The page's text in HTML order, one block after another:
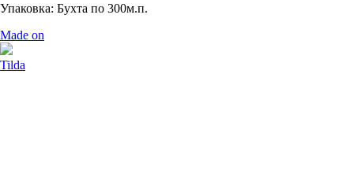
Упаковка: Бухта по 300м.п.
Made on
Tilda